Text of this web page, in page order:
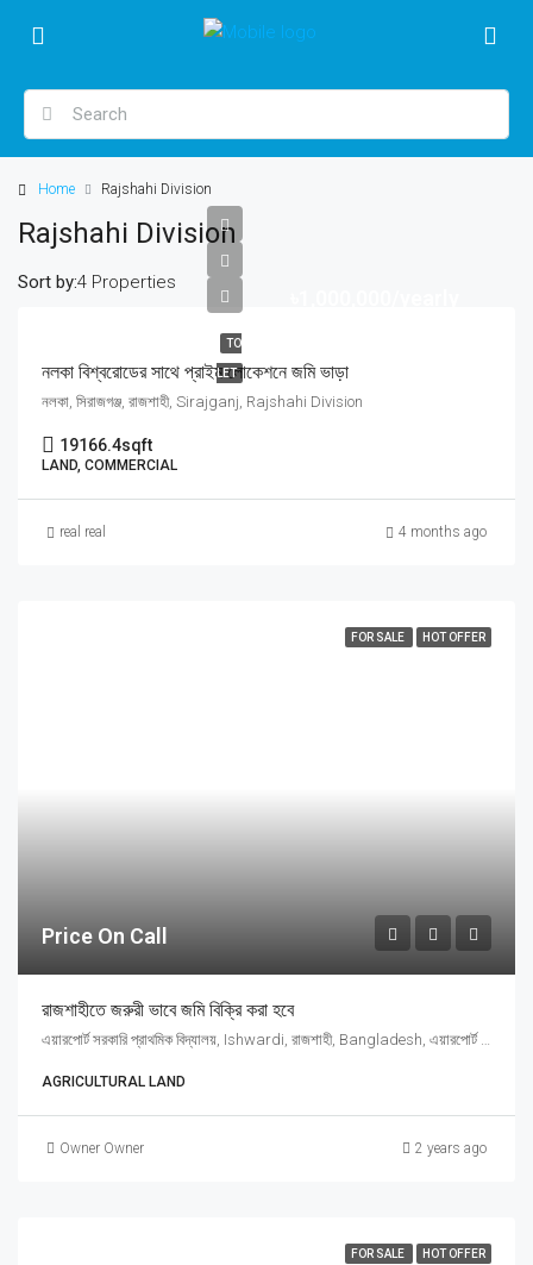
Home Rajshahi Division
Rajshahi Division
4 Properties
Sort by:
TO
LET
নলকা বিশ্বরোডের সাথে প্রাইম লোকেশনে জমি ভাড়া
নলকা, সিরাজগঞ্জ, রাজশাহী, Sirajganj, Rajshahi Division
19166.4sqft
LAND, COMMERCIAL
real real 4 months ago
FOR SALE HOT OFFER
Price On Call
রাজশাহীতে জরুরী ভাবে জমি বিক্রি করা হবে
AGRICULTURAL LAND
Owner Owner 2 years ago
FOR SALE HOT OFFER